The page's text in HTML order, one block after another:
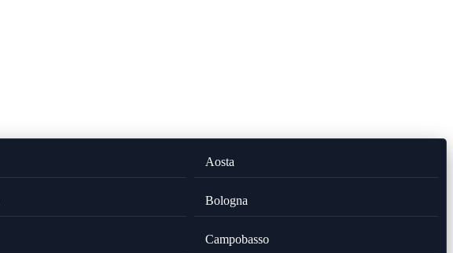
Aosta
Bologna
Campobasso